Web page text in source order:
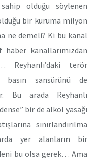
olduğu söylenen
bir kuruma milyon
ne demeli? Ki bu kanal
kanallarımızdan
terör
basın sansürünü de
Bu arada Reyhanlı
bir de alkol yasağı
sınırlandırılma
yer alanların bir
bu olsa gerek… Ama